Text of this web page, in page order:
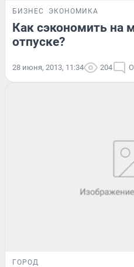
БИЗНЕС ЭКОНОМИКА
Как сэкономить на
отпуске?
28 июня, 2013, 11:34 204
ГОРОД